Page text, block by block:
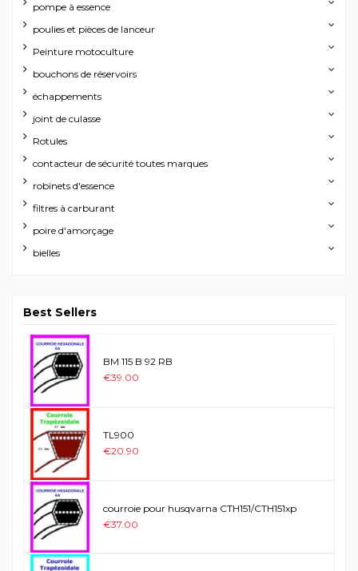
pompe à essence
poulies et pièces de lanceur
Peinture motoculture
bouchons de réservoirs
échappements
joint de culasse
Rotules
contacteur de sécurité toutes marques
robinets d'essence
filtres à carburant
poire d'amorçage
bielles
Best Sellers
BM 115 B 92 RB
€39.00
TL900
€20.90
courroie pour husqvarna CTH151/CTH151xp
€37.00